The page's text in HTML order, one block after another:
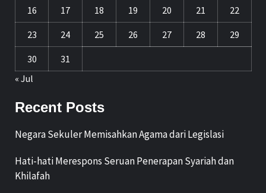
16 17 18 19 20 21 22
23 24 25 26 27 28 29
30
31
« Jul
Recent Posts
Negara Sekuler Memisahkan Agama dari Legislasi
Hati-hati Merespons Seruan Penerapan Syariah dan
Khilafah